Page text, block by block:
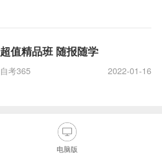
超值精品班 随报随学
自考365 2022-01-16
电脑版